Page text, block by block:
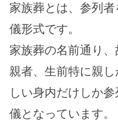
家族葬とは、参列
儀形式です。
家族葬の名前通り
親者、生前特に親
しい身内だけしか
儀となっています。